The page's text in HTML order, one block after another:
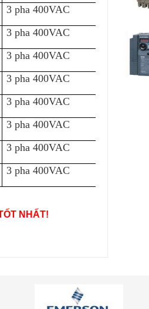
3 pha 400VAC
3 pha 400VAC
3 pha 400VAC
3 pha 400VAC
3 pha 400VAC
3 pha 400VAC
3 pha 400VAC
3 pha 400VAC
NHẤT!